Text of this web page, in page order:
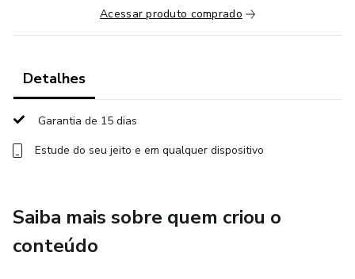
Começa a estudar hoje mesmo e prepara-te para o
Acessar produto comprado
Detalhes
Garantia de 15 dias
Estude do seu jeito e em qualquer dispositivo
Saiba mais sobre quem criou o
conteúdo